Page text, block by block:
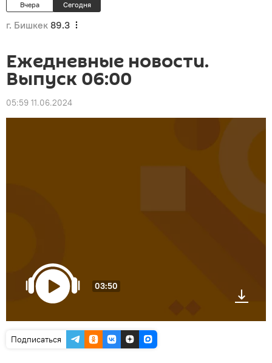
Вчера Сегодня
г. Бишкек 89.3
Ежедневные новости.
Выпуск 06:00
05:59 11.06.2024
03:50
Подписаться